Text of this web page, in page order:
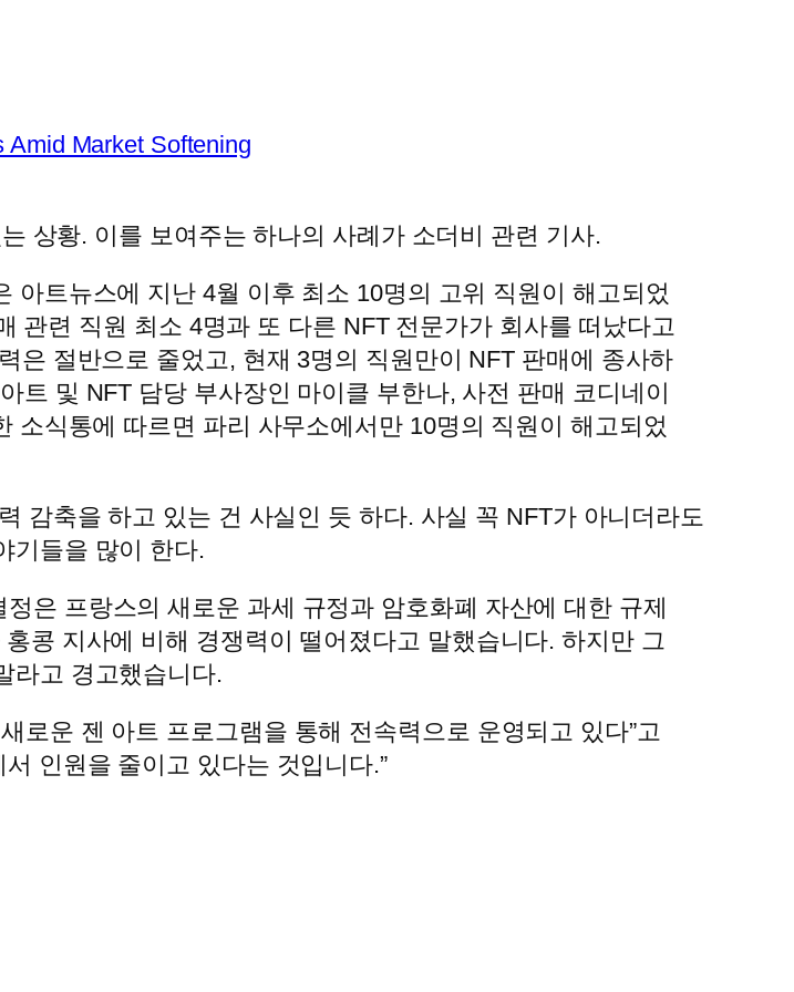
Amid Market Softening
상황. 이를 보여주는 하나의 사례가 소더비 관련 기사.
트뉴스에 지난 4월 이후 최소 10명의 고위 직원이 해고되었
관련 직원 최소 4명과 또 다른 NFT 전문가가 회사를 떠났다고
은 절반으로 줄었고, 현재 3명의 직원만이 NFT 판매에 종사하
트 및 NFT 담당 부사장인 마이클 부한나, 사전 판매 코디네이
소식통에 따르면 파리 사무소에서만 10명의 직원이 해고되었
감축을 하고 있는 건 사실인 듯 하다. 사실 꼭 NFT가 아니더라도
기들을 많이 한다.
은 프랑스의 새로운 과세 규정과 암호화폐 자산에 대한 규제
콩 지사에 비해 경쟁력이 떨어졌다고 말했습니다. 하지만 그
라고 경고했습니다.
로운 젠 아트 프로그램을 통해 전속력으로 운영되고 있다”고
인원을 줄이고 있다는 것입니다.”